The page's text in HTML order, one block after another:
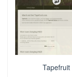
Tapefruit